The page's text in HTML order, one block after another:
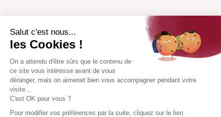
Salut c'est nous...
les Cookies !
On a attendu d'être sûrs que le contenu de
ce site vous intéresse avant de vous
déranger, mais on aimerait bien vous accompagner pendant votre
visite...
C'est OK pour vous ?
Pour modifier vos préférences par la suite, cliquez sur le lien